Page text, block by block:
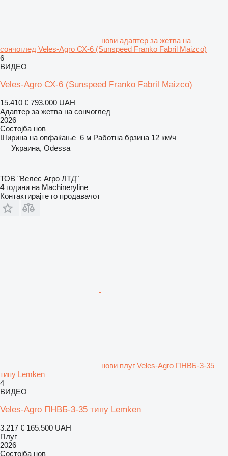
нови адаптер за жетва на
сончоглед Veles-Agro СХ-6 (Sunspeed Franko Fabril Maizco)
6
ВИДЕО
Veles-Agro СХ-6 (Sunspeed Franko Fabril Maizco)
15.410 € 793.000 UAH
Адаптер за жетва на сончоглед
2026
Состојба нов
Ширина на опфаќање 6 м Работна брзина 12 км/ч
Украина, Odessa
ТОВ "Велес Агро ЛТД"
4години на Machineryline
Контактирајте го продавачот
нови плуг Veles-Agro ПНВБ-3-35
типу Lemken
4
ВИДЕО
Veles-Agro ПНВБ-3-35 типу Lemken
3.217 € 165.500 UAH
Плуг
2026
Состојба нов